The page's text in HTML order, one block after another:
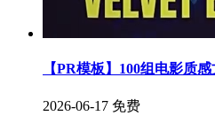
【PR模板】100组电影质
2026-06-17 免费